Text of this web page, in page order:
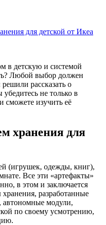
для детской от Икеа
в детскую и системой
Любой выбор должен
рассказать о
не только в
сможете изучить её
хранения для
(игрушек, одежды, книг),
Все эти «артефакты»
в этом и заключается
разработанные
модули,
по своему усмотрению,